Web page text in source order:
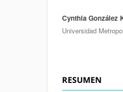
Autores/as
Cynthia González
Universidad
RESUMEN